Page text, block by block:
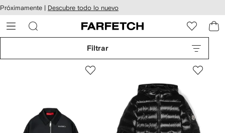
al
Próximamente | Descubre todo lo nuevo
Filtrar